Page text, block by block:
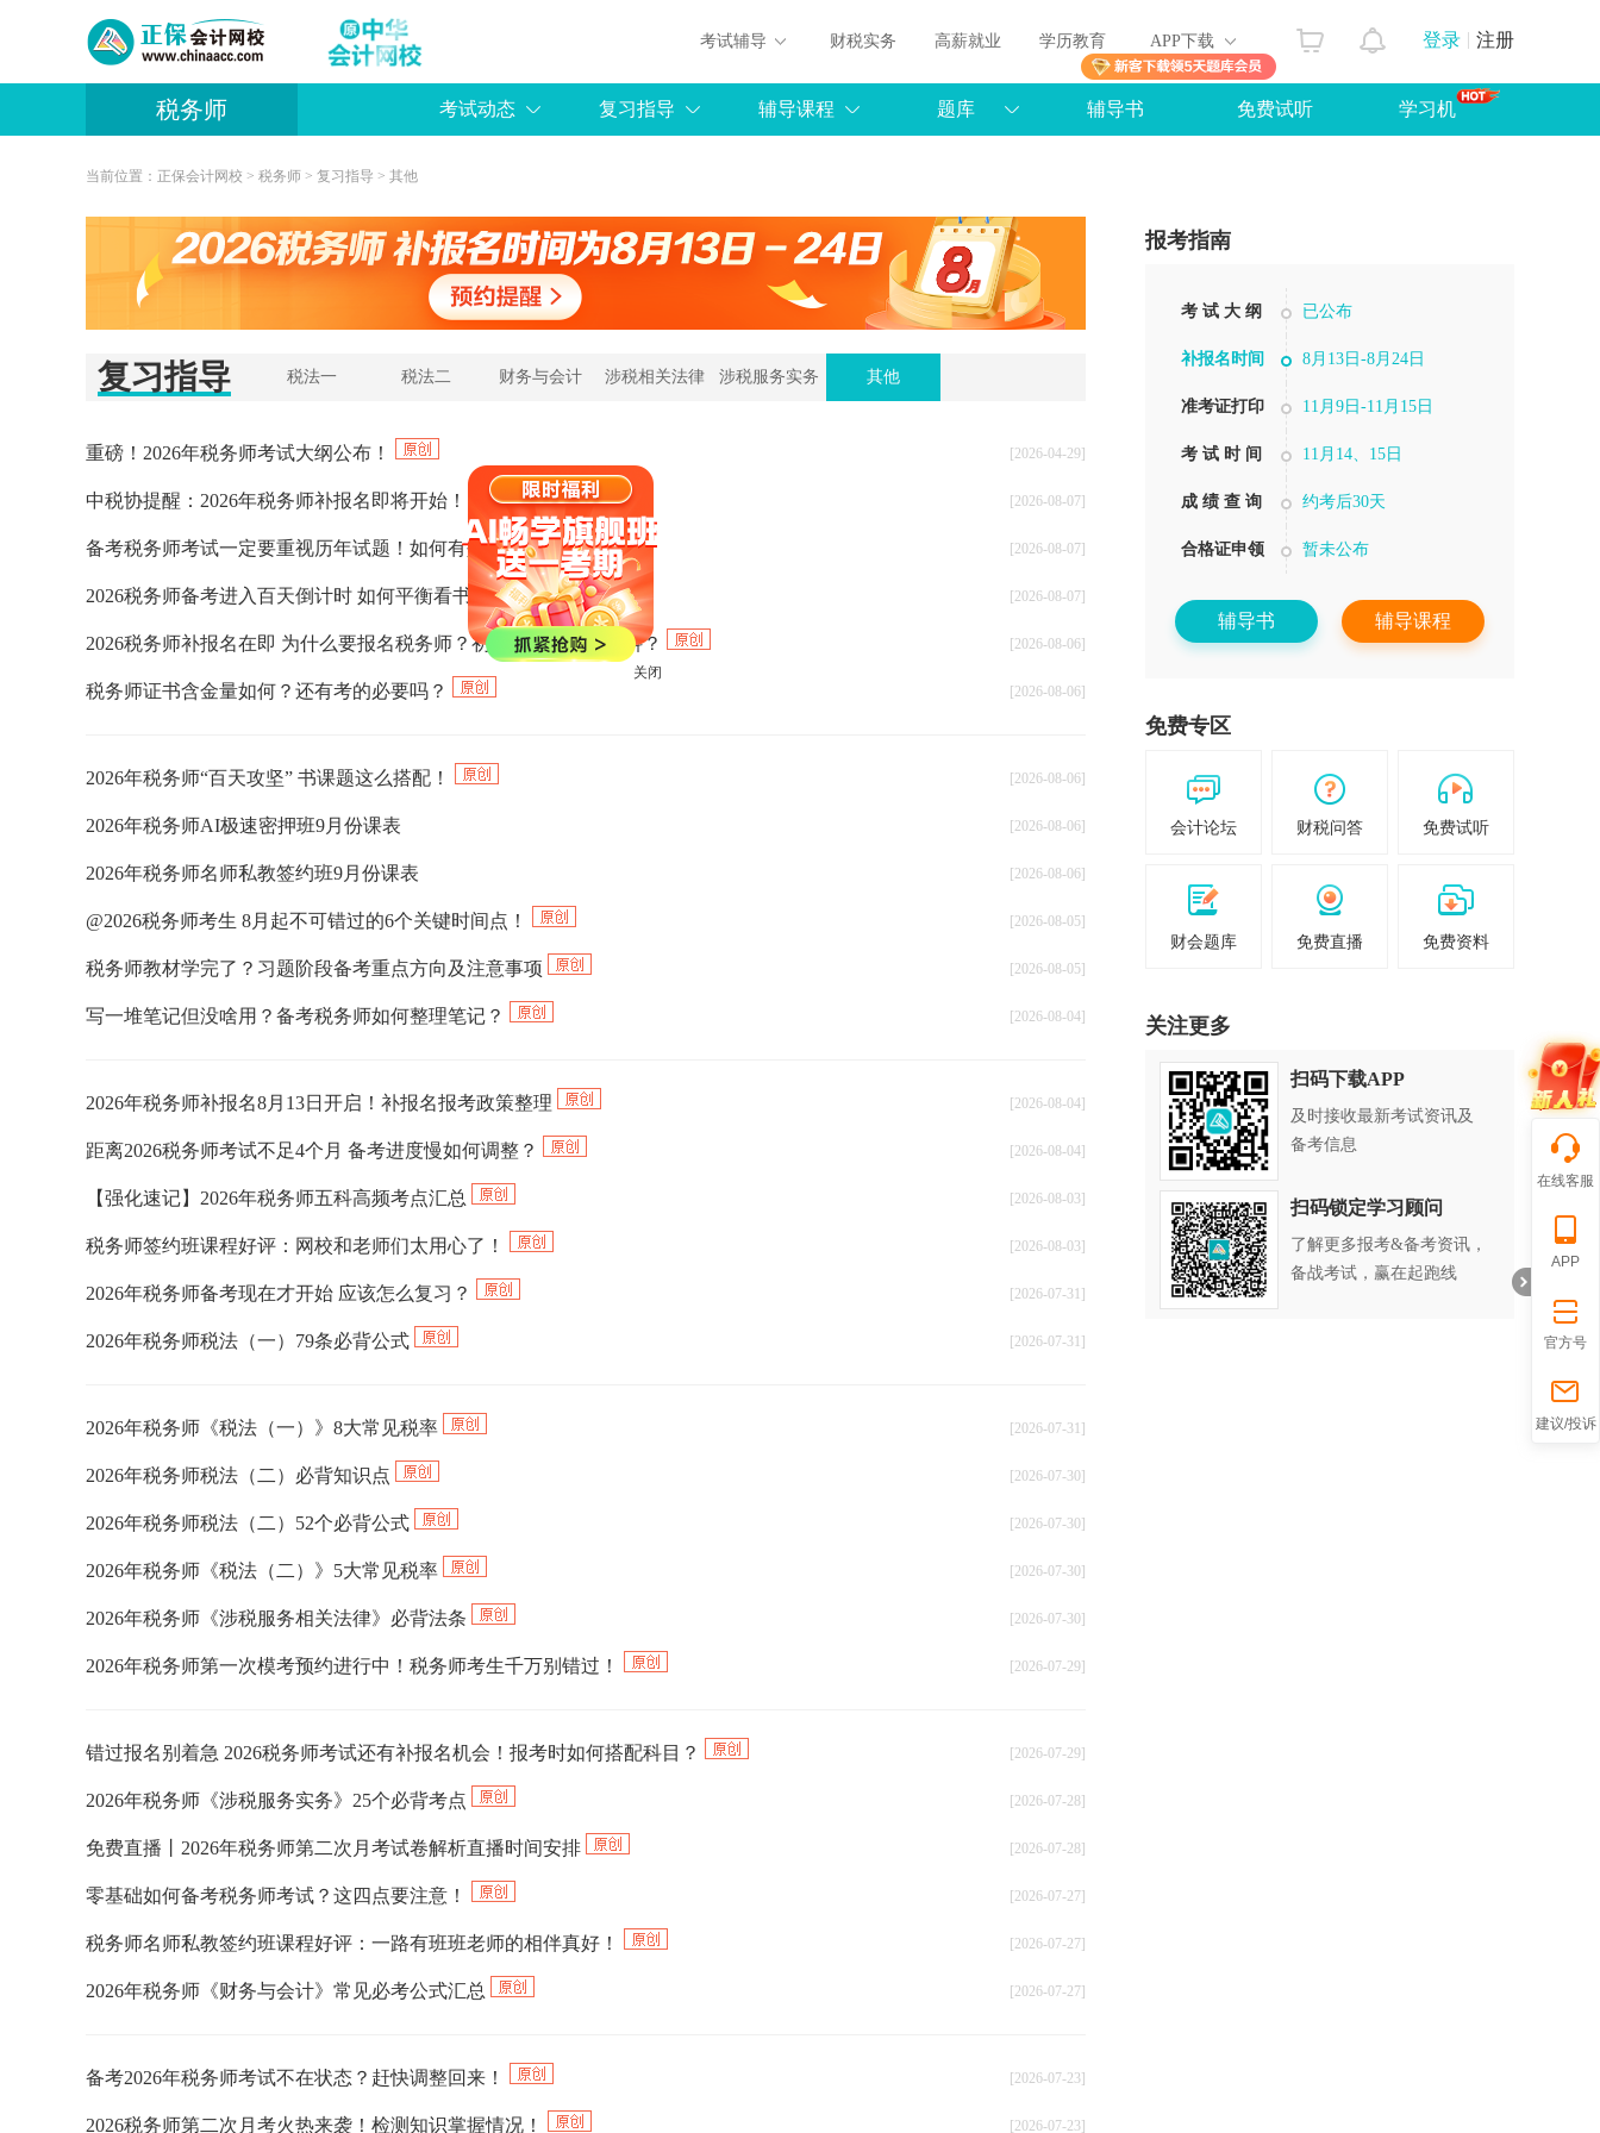
登录 注册
考试辅导 财税实务 高薪就业 学历教育 APP下载
税务师 考试动态 复习指导 辅导课程 题库 辅导书 免费试听 学习机
当前位置： 正保会计网校 > 税务师 > 复习指导 > 其他
复习指导 税法一 税法二 财务与会计 涉税相关法律 涉税服务实务 其他
重磅！2026年税务师考试大纲公布！ [2026-04-29]
中税协提醒：2026年税务师补报名即将开始！ [2026-08-07]
备考税务师考试一定要重视历年试题！如何有效利用？ [2026-08-07]
2026税务师备考进入百天倒计时 如何平衡看书、听课和做题？ [2026-08-07]
2026税务师补报名在即 为什么要报名税务师？初次报名应该选几科？ [2026-08-06]
税务师证书含金量如何？还有考的必要吗？ [2026-08-06]
2026年税务师“百天攻坚” 书课题这么搭配！ [2026-08-06]
2026年税务师AI极速密押班9月份课表 [2026-08-06]
2026年税务师名师私教签约班9月份课表 [2026-08-06]
@2026税务师考生 8月起不可错过的6个关键时间点！ [2026-08-05]
税务师教材学完了？习题阶段备考重点方向及注意事项 [2026-08-05]
写一堆笔记但没啥用？备考税务师如何整理笔记？ [2026-08-04]
2026年税务师补报名8月13日开启！补报名报考政策整理 [2026-08-04]
距离2026税务师考试不足4个月 备考进度慢如何调整？ [2026-08-04]
【强化速记】2026年税务师五科高频考点汇总 [2026-08-03]
税务师签约班课程好评：网校和老师们太用心了！ [2026-08-03]
2026年税务师备考现在才开始 应该怎么复习？ [2026-07-31]
2026年税务师税法（一）79条必背公式 [2026-07-31]
2026年税务师《税法（一）》8大常见税率 [2026-07-31]
2026年税务师税法（二）必背知识点 [2026-07-30]
2026年税务师税法（二）52个必背公式 [2026-07-30]
2026年税务师《税法（二）》5大常见税率 [2026-07-30]
2026年税务师《涉税服务相关法律》必背法条 [2026-07-30]
2026年税务师第一次模考预约进行中！税务师考生千万别错过！ [2026-07-29]
错过报名别着急 2026税务师考试还有补报名机会！报考时如何搭配科目？ [2026-07-29]
2026年税务师《涉税服务实务》25个必背考点 [2026-07-28]
免费直播丨2026年税务师第二次月考试卷解析直播时间安排 [2026-07-28]
零基础如何备考税务师考试？这四点要注意！ [2026-07-27]
税务师名师私教签约班课程好评：一路有班班老师的相伴真好！ [2026-07-27]
2026年税务师《财务与会计》常见必考公式汇总 [2026-07-27]
备考2026年税务师考试不在状态？赶快调整回来！ [2026-07-23]
2026税务师第二次月考火热来袭！检测知识掌握情况！ [2026-07-23]
报考指南
考 试 大 纲 已公布
补报名时间 8月13日-8月24日
准考证打印 11月9日-11月15日
考 试 时 间 11月14、15日
成 绩 查 询 约考后30天
合格证申领 暂未公布
辅导书 辅导课程
免费专区
会计论坛 财税问答 免费试听
财会题库 免费直播 免费资料
关注更多
扫码下载APP
及时接收最新考试资讯及
备考信息
扫码锁定学习顾问
了解更多报考&备考资讯，
备战考试，赢在起跑线
在线客服
APP
官方号
建议/投诉